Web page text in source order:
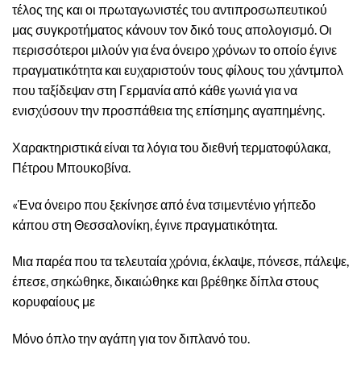
τέλος της και οι πρωταγωνιστές του αντιπροσωπευτικού
μας συγκροτήματος κάνουν τον δικό τους απολογισμό. Οι
περισσότεροι μιλούν για ένα όνειρο χρόνων το οποίο έγινε
πραγματικότητα και ευχαριστούν τους φίλους του χάντμπολ
που ταξίδεψαν στη Γερμανία από κάθε γωνιά για να
ενισχύσουν την προσπάθεια της επίσημης αγαπημένης.
Χαρακτηριστικά είναι τα λόγια του διεθνή τερματοφύλακα,
Πέτρου Μπουκοβίνα.
«Ένα όνειρο που ξεκίνησε από ένα τσιμεντένιο γήπεδο
κάπου στη Θεσσαλονίκη, έγινε πραγματικότητα.
Μια παρέα που τα τελευταία χρόνια, έκλαψε, πόνεσε, πάλεψε,
έπεσε, σηκώθηκε, δικαιώθηκε και βρέθηκε δίπλα στους
κορυφαίους με
Μόνο όπλο την αγάπη για τον διπλανό του.